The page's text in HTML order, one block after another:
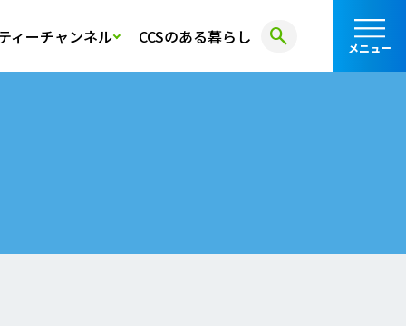
ィーチャンネル CCSのある暮らし search メニュー